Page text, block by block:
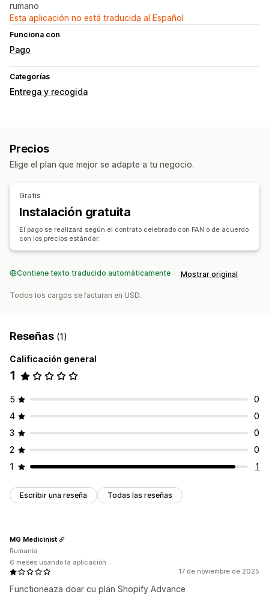
rumano
Esta aplicación no está traducida al Español
Funciona con
Pago
Categorías
Entrega y recogida
Precios
Elige el plan que mejor se adapte a tu negocio.
Gratis
Instalación gratuita
El pago se realizará según el contrato celebrado con FAN o de acuerdo
con los precios estándar.
Contiene texto traducido automáticamente Mostrar original
Todos los cargos se facturan en USD.
Reseñas (1)
Calificación general
1
5
0
4
0
3
0
2
0
1
1
Escribir una reseña Todas las reseñas
17 de noviembre de 2025
Functioneaza doar cu plan Shopify Advance
MG Medicinist
Rumanía
6 meses usando la aplicación